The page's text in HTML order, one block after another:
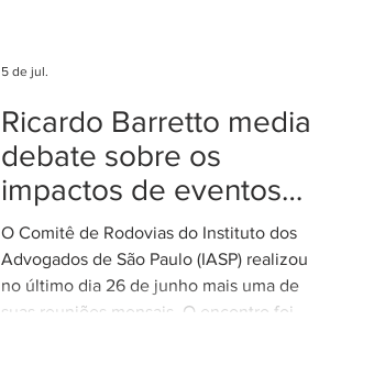
Ricardo Barretto media
debate sobre os
impactos de eventos
climáticos extremos
nas concessões de
rodovias
O Comitê de Rodovias do Instituto dos
Advogados de São Paulo (IASP) realizou
no último dia 26 de junho mais uma de
suas reuniões mensais. O encontro foi
5 de jul.